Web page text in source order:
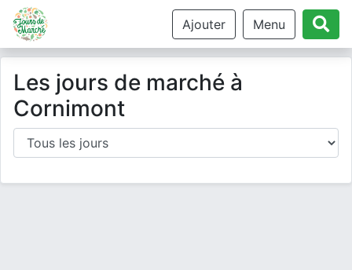
Ajouter Menu
Les jours de marché à
Cornimont